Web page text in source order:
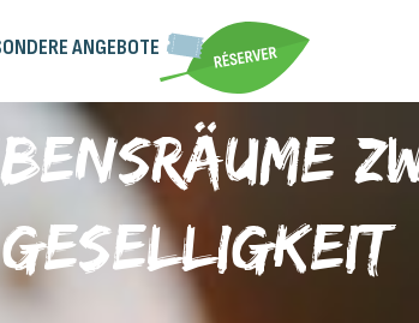
ANGEBOTE